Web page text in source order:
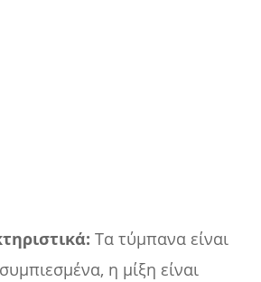
Τα τύμπανα είναι
η μίξη είναι